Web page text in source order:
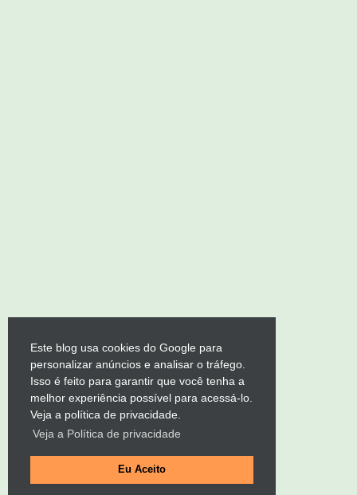
Este blog usa cookies do Google para
personalizar anúncios e analisar o tráfego.
Isso é feito para garantir que você tenha a
melhor experiência possível para acessá-lo.
Veja a política de privacidade.
Veja a Política de privacidade
Eu Aceito